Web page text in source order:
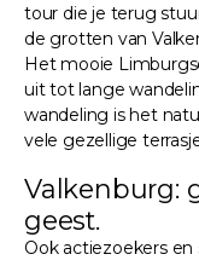
tour die je terug
de grotten van
Het mooie
uit tot lange
wandeling is het
vele gezellige
Valkenburg:
geest.
Ook actiezoekers